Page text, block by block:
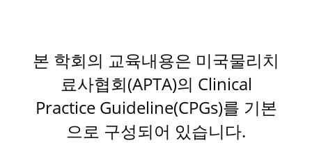
본 학회의 교육내용은 미국물리치
료사협회(APTA)의 Clinical
Practice Guideline(CPGs)를 기본
으로 구성되어 있습니다.